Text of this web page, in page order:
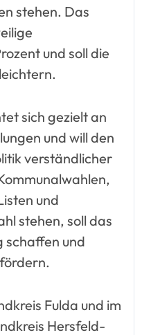
stehen. Das
und soll die
sich gezielt an
und will den
verständlicher
und
stehen, soll das
schaffen und
Fulda und im
Hersfeld-